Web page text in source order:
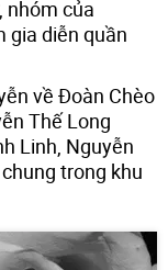
nhóm của
gia diễn quần
về Đoàn Chèo
Thế Long
Linh, Nguyễn
trong khu